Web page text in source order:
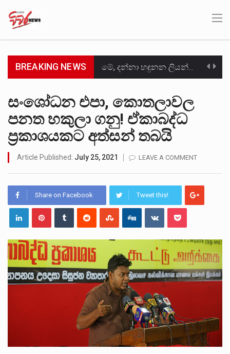
BREAKING NEWS මේ, දන්නා හඳුනන ලියන්නකුගේ නන්නාඳුනන අඩවියක සැරිසරා ලද ආස්වාදනීය මොහොතක සිංහාවලෝකනයකි .කෙටි කවියක දිගු බර…
බන්ධනාගාර රැදවියන් 1,021 දෙනෙකු ඉකුත් වසර පහක කාලය තුලදී (2020 ජනවාරි 01 සිට 2025 දෙසැම්බර්…
මහර බන්ධනාගාරයේ අද ඇතිවූ සිද්ධියෙන් තුවාල ලැබූ බව කියන රැඳවියන් ගණන ඉහළ ගොස් තිබේ. ඒ…
2011 වසරේදී දේශපාලන හා මානව හිමිකම් ක්‍රියාකාරීන් වන ලලිත්කුමාර් වීරරාජ් සහ කුගන් මුරුගානන්දන් යාපනයේදී අතුරුදන්…
ගොවියන්ගේ ප්‍රශ්න, ධීවරයන්ගේ ප්‍රශ්න, සෞඛය ප්‍රශ්න, වැටු ප්‍ර්ශ්න, රැකියා විරහිත ප්‍රශ්න මේ සියලු ප්‍රශ්නවලට තනි…
සංශෝධන එපා, කොතලාවල
පනත හකුලා ගනු! ඒකාබද්ධ
ප්‍රකාශයකට අත්සන් තබයි
Article Published: July 25, 2021 LEAVE A COMMENT
Share on Facebook Tweet this!